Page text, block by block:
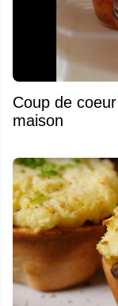
Coup de
maison